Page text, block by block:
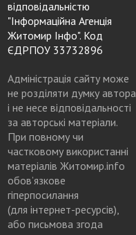
відповідальністю
"Інформаційна Агенція
Житомир Інфо". Код
ЄДРПОУ 33732896
Адміністрація сайту може
не розділяти думку автора
і не несе відповідальності
за авторські матеріали.
При повному чи
частковому використанні
матеріалів Житомир.info
обов’язкове
гіперпосилання
(для інтернет-ресурсів),
або письмова згода